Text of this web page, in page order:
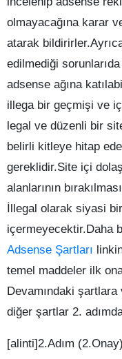
olmayacağına karar
atarak
edilmediği
adsense ağına
illega bir geçmişi ve
legal ve düzenli bir
belirli kitleye hitap
gereklidir.Site içi
alanlarının
İllegal olarak siyasi
içermeyecektir.Daha
Adsense Şartları
temel maddeler ilk
Devamındaki
diğer şartlar 2.
[alinti]2.Adım